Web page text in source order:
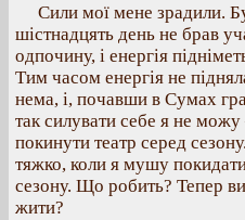
Сили мої мене зрадили.
шістнадцять день не брав
одпочину, і енергія
Тим часом енергія не
нема, і, почавши в Сумах
так силувати себе я не
покинути театр серед
тяжко, коли я мушу
сезону. Що робить? Тепер
жити?